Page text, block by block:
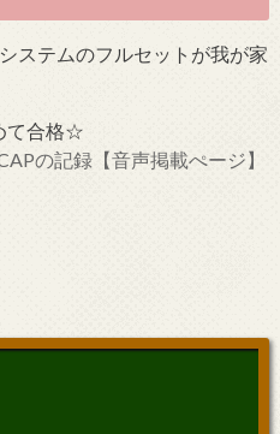
ステムのフルセットが我が家
て合格☆
の記録【音声掲載ぺージ】